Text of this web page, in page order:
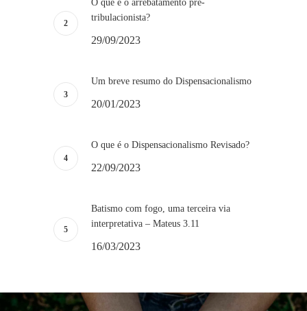
O que é o arrebatamento pré-
tribulacionista?
29/09/2023
Um breve resumo do Dispensacionalismo
20/01/2023
O que é o Dispensacionalismo Revisado?
22/09/2023
Batismo com fogo, uma terceira via
interpretativa – Mateus 3.11
16/03/2023